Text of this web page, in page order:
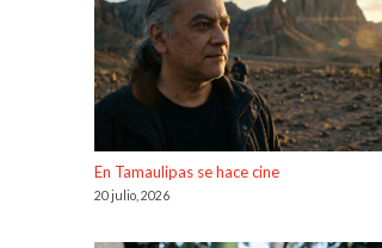
En Tamaulipas se hace cine
20 julio, 2026